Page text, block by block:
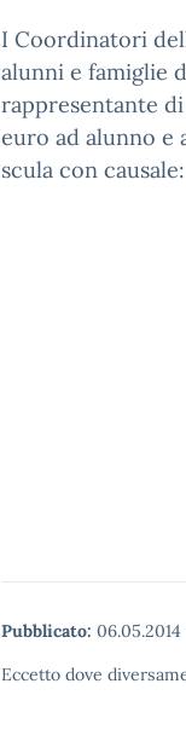
I Coordinatori
alunni e famiglie
rappresentante
euro ad alunno e
scula con
Pubblicato: 06.05.2014
Eccetto dove